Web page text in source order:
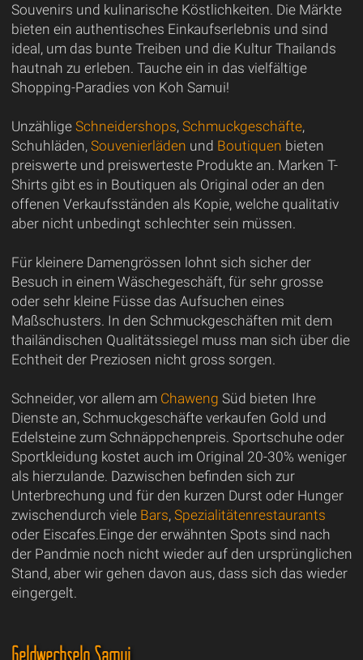
Souvenirs und kulinarische Köstlichkeiten. Die Märkte
bieten ein authentisches Einkaufserlebnis und sind
ideal, um das bunte Treiben und die Kultur Thailands
hautnah zu erleben. Tauche ein in das vielfältige
Shopping-Paradies von Koh Samui!
Unzählige Schneidershops, Schmuckgeschäfte,
Schuhläden, Souvenierläden und Boutiquen bieten
preiswerte und preiswerteste Produkte an. Marken T-
Shirts gibt es in Boutiquen als Original oder an den
offenen Verkaufsständen als Kopie, welche qualitativ
aber nicht unbedingt schlechter sein müssen.
Für kleinere Damengrössen lohnt sich sicher der
Besuch in einem Wäschegeschäft, für sehr grosse
oder sehr kleine Füsse das Aufsuchen eines
Maßschusters. In den Schmuckgeschäften mit dem
thailändischen Qualitätssiegel muss man sich über die
Echtheit der Preziosen nicht gross sorgen.
Schneider, vor allem am Chaweng Süd bieten Ihre
Dienste an, Schmuckgeschäfte verkaufen Gold und
Edelsteine zum Schnäppchenpreis. Sportschuhe oder
Sportkleidung kostet auch im Original 20-30% weniger
als hierzulande. Dazwischen befinden sich zur
Unterbrechung und für den kurzen Durst oder Hunger
zwischendurch viele Bars, Spezialitätenrestaurants
oder Eiscafes.Einge der erwähnten Spots sind nach
der Pandmie noch nicht wieder auf den ursprünglichen
Stand, aber wir gehen davon aus, dass sich das wieder
eingergelt.